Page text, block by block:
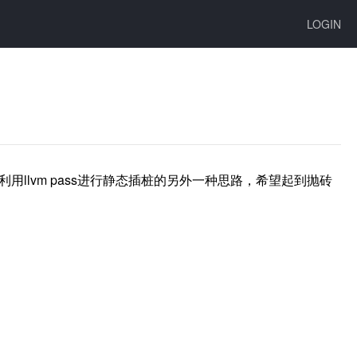
LOGIN
用llvm pass进行静态插桩的另外一种思路，希望起到抛砖